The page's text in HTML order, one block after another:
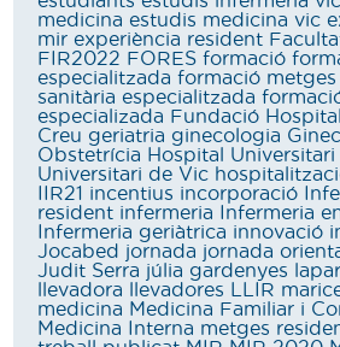
medicina estudis medicina vic
mir experiència resident
FIR2022 FORES formació
especialitzada formació metges
sanitària especialitzada
especializada Fundació
Creu geriatria ginecologia
Obstetrícia Hospital Universitari
Universitari de Vic
IIR21 incentius incorporació
resident infermeria
Infermeria
Infermeria geriàtrica innovació
Jocabed jornada jornada
Judit Serra júlia gardenyes
llevadora
llevadores LLIR
medicina Medicina Familiar i
Medicina Interna metges